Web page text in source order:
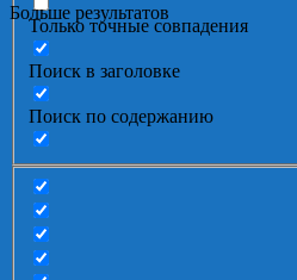
Больше результатов
Только точные совпадения
Поиск в заголовке
Поиск по содержанию